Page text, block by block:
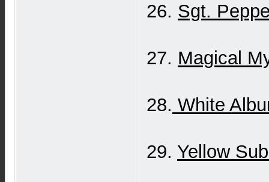
26. Sgt.
27. Magical
28. White
29. Yellow